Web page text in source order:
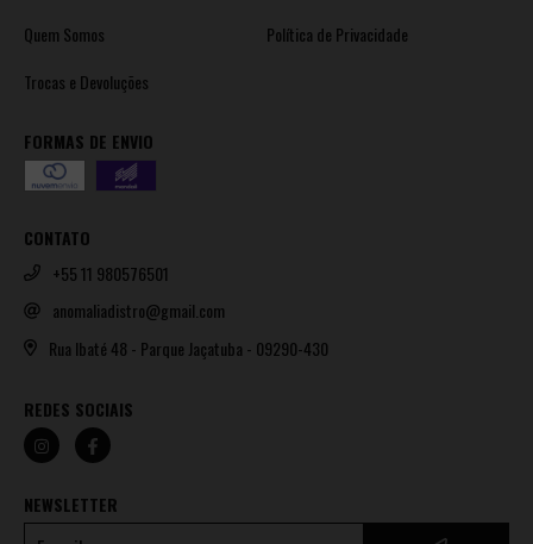
Quem Somos
Política de Privacidade
Trocas e Devoluções
FORMAS DE ENVIO
CONTATO
+55 11 980576501
anomaliadistro@gmail.com
Rua Ibaté 48 - Parque Jaçatuba - 09290-430
REDES SOCIAIS
NEWSLETTER